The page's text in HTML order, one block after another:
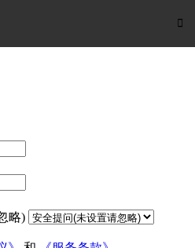

略)